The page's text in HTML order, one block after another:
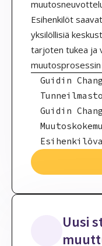
Esihenkilöt
yksilöllisiä
tarjoten tukea ja
muutosprosessin
Guidin
Guidin
Uusi